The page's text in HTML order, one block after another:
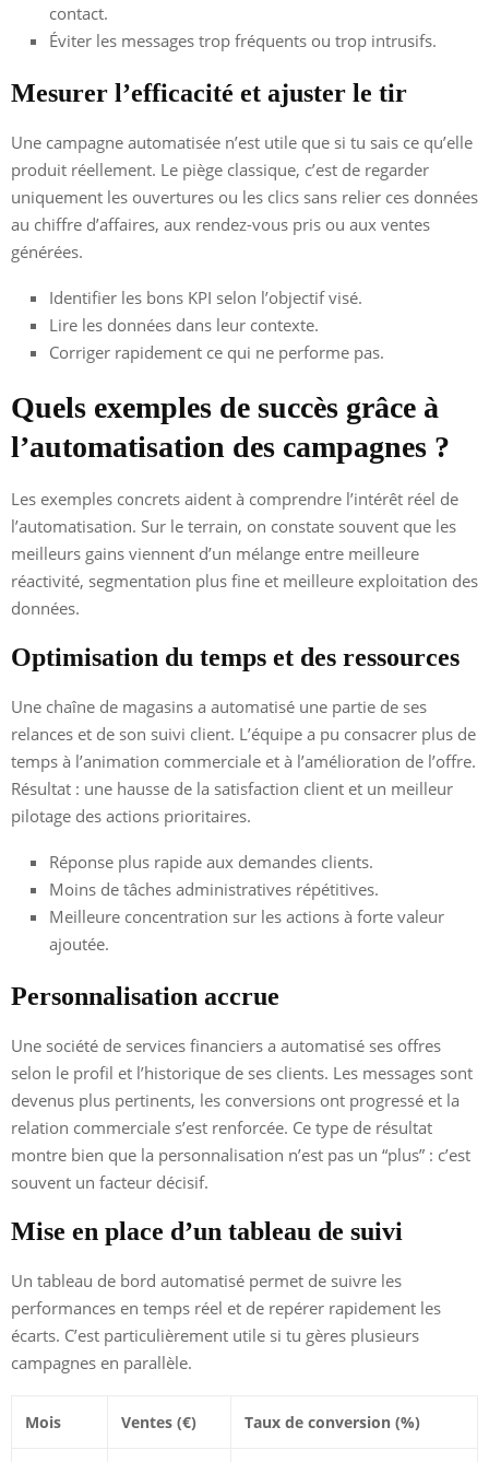
contact.
Éviter les messages trop fréquents ou trop intrusifs.
Mesurer l’efficacité et ajuster le tir
Une campagne automatisée n’est utile que si tu sais ce qu’elle
produit réellement. Le piège classique, c’est de regarder
uniquement les ouvertures ou les clics sans relier ces données
au chiffre d’affaires, aux rendez-vous pris ou aux ventes
générées.
Identifier les bons KPI selon l’objectif visé.
Lire les données dans leur contexte.
Corriger rapidement ce qui ne performe pas.
Quels exemples de succès grâce à
l’automatisation des campagnes ?
Les exemples concrets aident à comprendre l’intérêt réel de
l’automatisation. Sur le terrain, on constate souvent que les
meilleurs gains viennent d’un mélange entre meilleure
réactivité, segmentation plus fine et meilleure exploitation des
données.
Optimisation du temps et des ressources
Une chaîne de magasins a automatisé une partie de ses
relances et de son suivi client. L’équipe a pu consacrer plus de
temps à l’animation commerciale et à l’amélioration de l’offre.
Résultat : une hausse de la satisfaction client et un meilleur
pilotage des actions prioritaires.
Réponse plus rapide aux demandes clients.
Moins de tâches administratives répétitives.
Meilleure concentration sur les actions à forte valeur
ajoutée.
Personnalisation accrue
Une société de services financiers a automatisé ses offres
selon le profil et l’historique de ses clients. Les messages sont
devenus plus pertinents, les conversions ont progressé et la
relation commerciale s’est renforcée. Ce type de résultat
montre bien que la personnalisation n’est pas un “plus” : c’est
souvent un facteur décisif.
Mise en place d’un tableau de suivi
Un tableau de bord automatisé permet de suivre les
performances en temps réel et de repérer rapidement les
écarts. C’est particulièrement utile si tu gères plusieurs
campagnes en parallèle.
Mois Ventes (€) Taux de conversion (%)